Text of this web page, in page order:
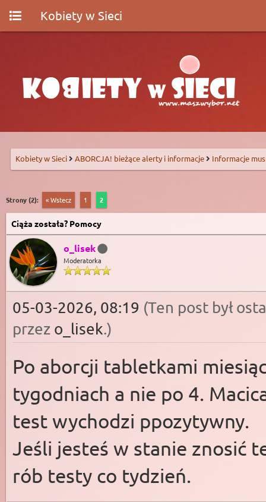
Kobiety w Sieci
Kobiety w Sieci ABORCJA! bieżące alerty i informacje Informacje
Strony (2): « Wstecz 1 2
Ciąża została? Pomocy
o_lisek
Moderatorka
05-03-2026, 08:19 (Ten post był
przez o_lisek.)
Po aborcji tabletkami
tygodniach a nie po 4.
test wychodzi ppozytywny.
Jeśli jesteś w stanie znosić
rób testy co tydzień.